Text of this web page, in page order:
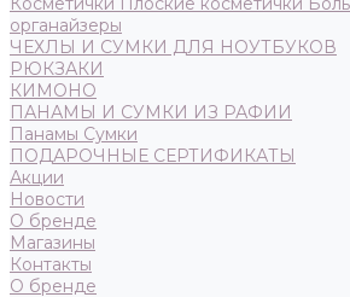
органайзеры
ЧЕХЛЫ И СУМКИ ДЛЯ НОУТБУКОВ
РЮКЗАКИ
КИМОНО
ПАНАМЫ И СУМКИ ИЗ РАФИИ
Панамы Сумки
ПОДАРОЧНЫЕ СЕРТИФИКАТЫ
Акции
Новости
О бренде
Магазины
Контакты
О бренде